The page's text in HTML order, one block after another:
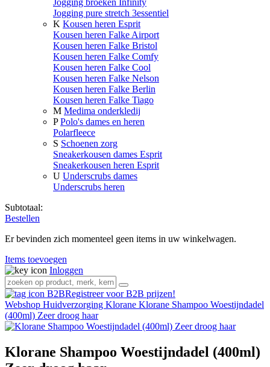
Jogging broeken Infinity
Jogging pure stretch 3essentiel
K Kousen heren Esprit
Kousen heren Falke Airport
Kousen heren Falke Bristol
Kousen heren Falke Comfy
Kousen heren Falke Cool
Kousen heren Falke Nelson
Kousen heren Falke Berlin
Kousen heren Falke Tiago
M Medima onderkledij
P Polo's dames en heren
Polarfleece
S Schoenen zorg
Sneakerkousen dames Esprit
Sneakerkousen heren Esprit
U Underscrubs dames
Underscrubs heren
Subtotaal:
Bestellen
Er bevinden zich momenteel geen items in uw winkelwagen.
Items toevoegen
Inloggen
Registreer voor B2B prijzen!
Webshop Huidverzorging Klorane Klorane Shampoo Woestijndadel
(400ml) Zeer droog haar
Klorane Shampoo Woestijndadel (400ml)